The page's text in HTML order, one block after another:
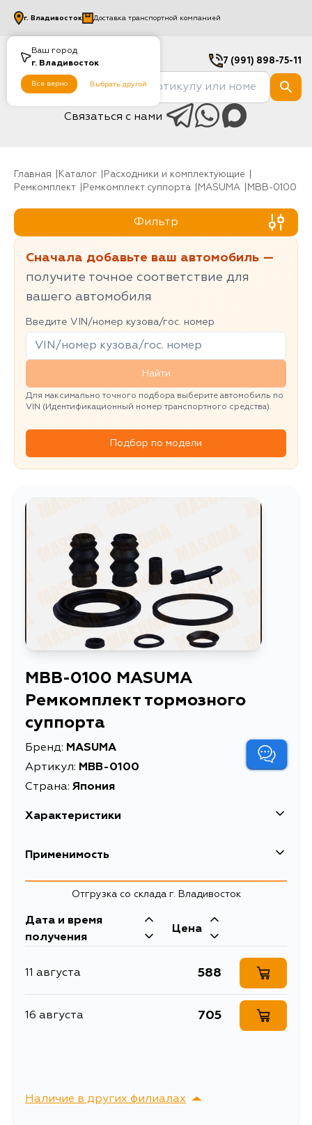
Ваш город
г. Владивосток
Все верно Выбрать другой
г. Владивосток Доставка транспортной компанией
7 (991) 898-75-11
Связаться с нами
Главная Каталог
Расходники и комплектующие
Ремкомплект
Ремкомплект суппорта MASUMA MBB-0100
Фильтр
Сначала добавьте ваш автомобиль —
получите точное соответствие для
вашего автомобиля
Введите VIN/номер кузова/гос. номер
Найти
Для максимально точного подбора выберите автомобиль по
VIN (Идентификационный номер транспортного средства).
Подбор по модели
MBB-0100 MASUMA
Ремкомплект тормозного
суппорта
Бренд: MASUMA
Артикул: MBB-0100
Страна: Япония
Характеристики
EAN-13
Длина упаковки, мм 70
Масса, кг 0.034
Ремкомплект тормозного
Ширина упаковки, мм
Применимость
Отгрузка со склада г. Владивосток
Дата и время
получения
Цена
11 августа 588
16 августа 705
Наличие в других филиалах